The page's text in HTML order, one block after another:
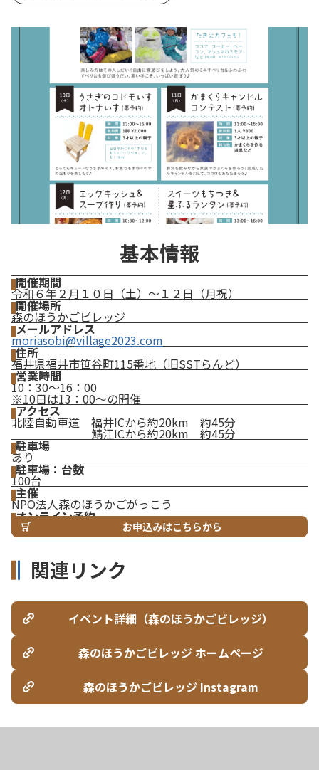
基本情報
開催期間
令和６年２月１０日（土）～１２日（月祝）
開催場所
森のほうかごビレッジ
メールアドレス
moriasobi@village2023.com
住所
福井県福井市笹谷町115番地（旧SSTらんど）
営業時間
10：30～16：00
※10日は13：00～の開催
アクセス
北陸自動車道 福井ICから約20km 約45分
鯖江ICから約20km 約45分
駐車場
あり
駐車場：台数
100台
主催
NPO法人森のほうかごがっこう
オンライン予約
お申込みはこちらから
関連リンク
イベント詳細（森のほうかごビレッジ）
森のほうかごビレッジ ホームページ
森のほうかごビレッジ Instagram